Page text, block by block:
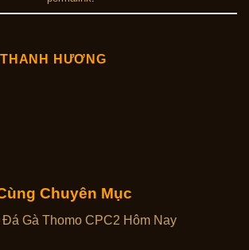
Chuyên Mục
Gà Thomo CPC2 Hôm Nay
THANH HƯƠNG